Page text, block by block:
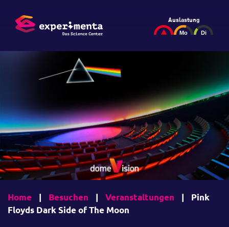
Auslastung
Home | Besuchen | Veranstaltungen |
Pink
Floyds Dark Side of The Moon